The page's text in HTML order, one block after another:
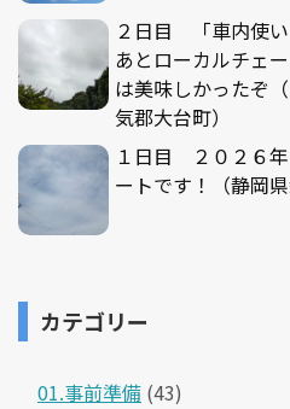
２日目 「車内使
あとローカルチェ
は美味しかったぞ
気郡大台町）
１日目 ２０２６
ートです！（静岡
カテゴリー
01.事前準備 (43)